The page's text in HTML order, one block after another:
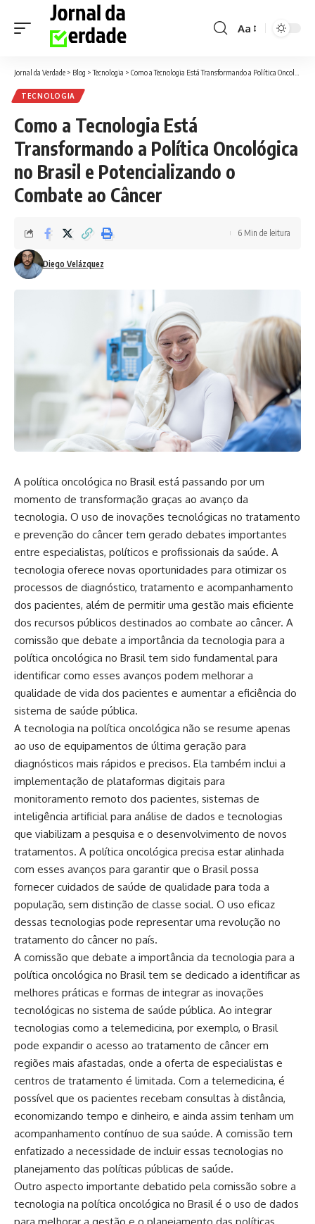
Font
Aa
Jornal da Verdade > Blog >Tecnologia > Como a Tecnologia Está Transformando a Política Oncológica no Brasil e Potencializando o Combate ao Câncer
TECNOLOGIA
Como a Tecnologia Está
Transformando a Política Oncológica
no Brasil e Potencializando o
Combate ao Câncer
Diego Velázquez
6 Min de leitura
A política oncológica no Brasil está passando por um
momento de transformação graças ao avanço da
tecnologia. O uso de inovações tecnológicas no tratamento
e prevenção do câncer tem gerado debates importantes
entre especialistas, políticos e profissionais da saúde. A
tecnologia oferece novas oportunidades para otimizar os
processos de diagnóstico, tratamento e acompanhamento
dos pacientes, além de permitir uma gestão mais eficiente
dos recursos públicos destinados ao combate ao câncer. A
comissão que debate a importância da tecnologia para a
política oncológica no Brasil tem sido fundamental para
identificar como esses avanços podem melhorar a
qualidade de vida dos pacientes e aumentar a eficiência do
sistema de saúde pública.
A tecnologia na política oncológica não se resume apenas
ao uso de equipamentos de última geração para
diagnósticos mais rápidos e precisos. Ela também inclui a
implementação de plataformas digitais para
monitoramento remoto dos pacientes, sistemas de
inteligência artificial para análise de dados e tecnologias
que viabilizam a pesquisa e o desenvolvimento de novos
tratamentos. A política oncológica precisa estar alinhada
com esses avanços para garantir que o Brasil possa
fornecer cuidados de saúde de qualidade para toda a
população, sem distinção de classe social. O uso eficaz
dessas tecnologias pode representar uma revolução no
tratamento do câncer no país.
A comissão que debate a importância da tecnologia para a
política oncológica no Brasil tem se dedicado a identificar as
melhores práticas e formas de integrar as inovações
tecnológicas no sistema de saúde pública. Ao integrar
tecnologias como a telemedicina, por exemplo, o Brasil
pode expandir o acesso ao tratamento de câncer em
regiões mais afastadas, onde a oferta de especialistas e
centros de tratamento é limitada. Com a telemedicina, é
possível que os pacientes recebam consultas à distância,
economizando tempo e dinheiro, e ainda assim tenham um
acompanhamento contínuo de sua saúde. A comissão tem
enfatizado a necessidade de incluir essas tecnologias no
planejamento das políticas públicas de saúde.
Outro aspecto importante debatido pela comissão sobre a
tecnologia na política oncológica no Brasil é o uso de dados
para melhorar a gestão e o planejamento das políticas